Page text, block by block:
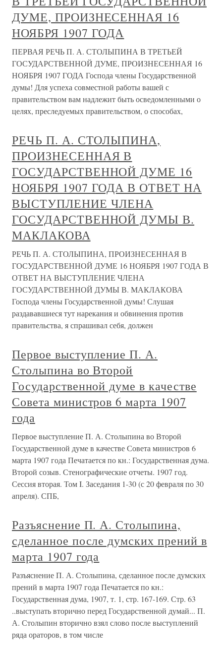
ДУМЕ, ПРОИЗНЕСЕННАЯ 16
НОЯБРЯ 1907 ГОДА
ПЕРВАЯ РЕЧЬ П. А. СТОЛЫПИНА В ТРЕТЬЕЙ
ГОСУДАРСТВЕННОЙ ДУМЕ, ПРОИЗНЕСЕННАЯ 16
НОЯБРЯ 1907 ГОДА Господа члены Государственной
думы! Для успеха совместной работы вашей с
правительством вам надлежит быть осведомленными о
целях, преследуемых правительством, о способах,
РЕЧЬ П. А. СТОЛЫПИНА,
ПРОИЗНЕСЕННАЯ В
ГОСУДАРСТВЕННОЙ ДУМЕ 16
НОЯБРЯ 1907 ГОДА В ОТВЕТ НА
ВЫСТУПЛЕНИЕ ЧЛЕНА
ГОСУДАРСТВЕННОЙ ДУМЫ В.
МАКЛАКОВА
РЕЧЬ П. А. СТОЛЫПИНА, ПРОИЗНЕСЕННАЯ В
ГОСУДАРСТВЕННОЙ ДУМЕ 16 НОЯБРЯ 1907 ГОДА В
ОТВЕТ НА ВЫСТУПЛЕНИЕ ЧЛЕНА
ГОСУДАРСТВЕННОЙ ДУМЫ В. МАКЛАКОВА
Господа члены Государственной думы! Слушая
раздававшиеся тут нарекания и обвинения против
правительства, я спрашивал себя, должен
Первое выступление П. А.
Столыпина во Второй
Государственной думе в качестве
Совета министров 6 марта 1907
года
Первое выступление П. А. Столыпина во Второй
Государственной думе в качестве Совета министров 6
марта 1907 года Печатается по кн.: Государственная дума.
Второй созыв. Стенографические отчеты. 1907 год.
Сессия вторая. Том I. Заседания 1-30 (с 20 февраля по 30
апреля). СПБ,
Разъяснение П. А. Столыпина,
сделанное после думских прений в
марта 1907 года
Разъяснение П. А. Столыпина, сделанное после думских
прений в марта 1907 года Печатается по кн.:
Государственная дума, 1907, т. 1, стр. 167-169. Стр. 63
..выступать вторично перед Государственной думай... П.
А. Столыпин вторично взял слово после выступлений
ряда ораторов, в том числе